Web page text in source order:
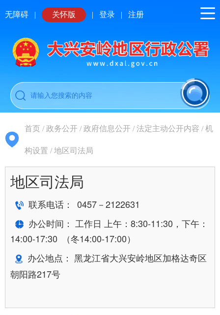
无障碍 | 关怀版 | 登录 | 注册
首页 /政务公开 /政府信息公开 /法定主动公开内容 /机
构设置 /地区司法局
地区司法局
联系电话： 0457－2122631
办公时间： 工作日 上午：8:30-11:30，下午：
14:00-17:30 （冬14:00-17:00）
办公地点： 黑龙江省大兴安岭地区加格达奇区
朝阳路217号